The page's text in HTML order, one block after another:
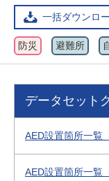
一括ダウンロ
防災 避難所
データセット
AED設置箇所一覧
AED設置箇所一覧